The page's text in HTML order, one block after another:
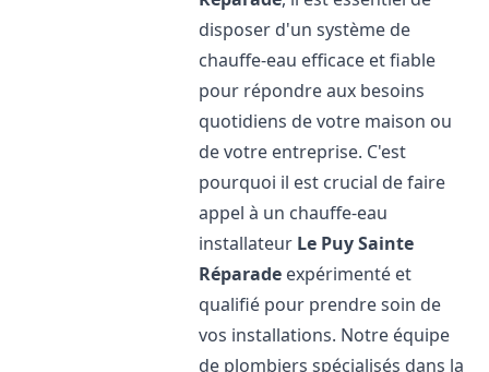
disposer d'un système de
chauffe-eau efficace et fiable
pour répondre aux besoins
quotidiens de votre maison ou
de votre entreprise. C'est
pourquoi il est crucial de faire
appel à un chauffe-eau
installateur Le Puy Sainte
Réparade expérimenté et
qualifié pour prendre soin de
vos installations. Notre équipe
de plombiers spécialisés dans la